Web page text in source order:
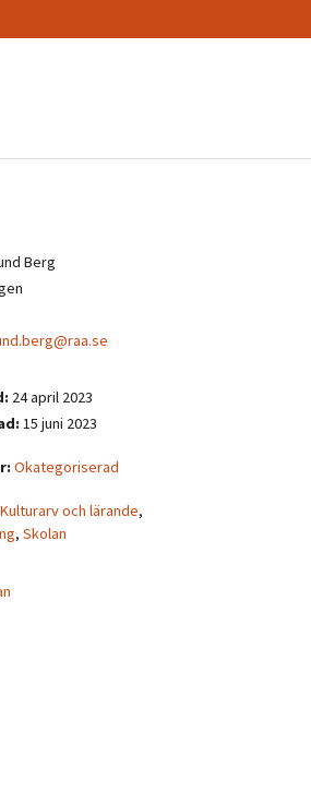
Berg
24 april 2023
15 juni 2023
Okategoriserad
Kulturarv och lärande,
, Skolan